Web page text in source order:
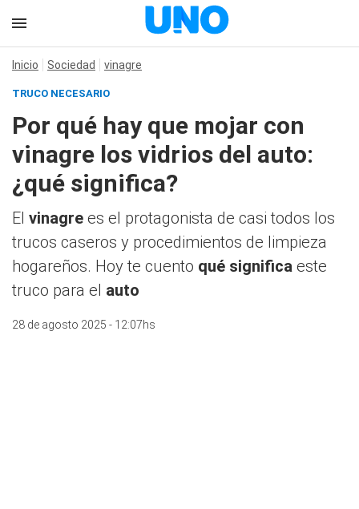
Inicio Sociedad vinagre
TRUCO NECESARIO
Por qué hay que mojar con
vinagre los vidrios del auto:
¿qué significa?
El vinagre es el protagonista de casi todos los
trucos caseros y procedimientos de limpieza
hogareños. Hoy te cuento qué significa este
truco para el auto
28 de agosto 2025 - 12:07hs